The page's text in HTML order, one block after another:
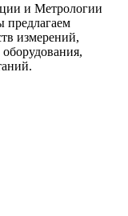
и Метрологии
предлагаем
измерений,